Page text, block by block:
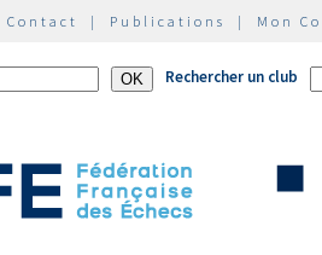
Contact | Publications | Mon
Rechercher un club